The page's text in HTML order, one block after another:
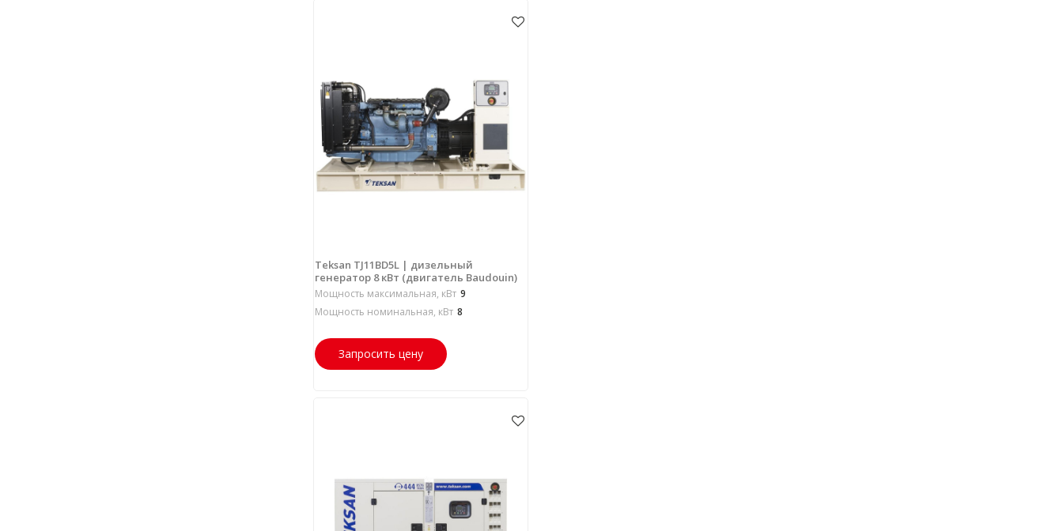
Teksan TJ11BD5L | дизельный
генератор 8 кВт (двигатель Baudouin)
Мощность максимальная, кВт 9
Мощность номинальная, кВт 8
Запросить цену